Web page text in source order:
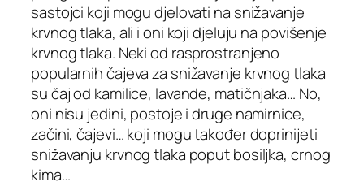
sastojci koji mogu djelovati na snižavanje
krvnog tlaka, ali i oni koji djeluju na povišenje
krvnog tlaka. Neki od rasprostranjeno
popularnih čajeva za snižavanje krvnog tlaka
su čaj od kamilice, lavande, matičnjaka… No,
oni nisu jedini, postoje i druge namirnice,
začini, čajevi… koji mogu također doprinijeti
snižavanju krvnog tlaka poput bosiljka, crnog
kima…